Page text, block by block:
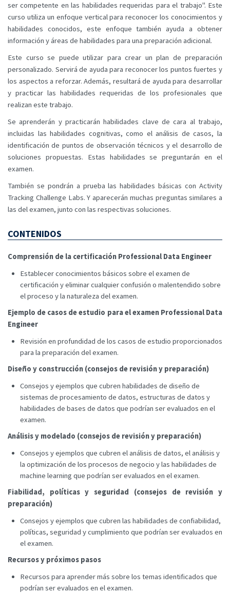
ser competente en las habilidades requeridas para el trabajo". Este
curso utiliza un enfoque vertical para reconocer los conocimientos y
habilidades conocidos, este enfoque también ayuda a obtener
información y áreas de habilidades para una preparación adicional.
Este curso se puede utilizar para crear un plan de preparación
personalizado. Servirá de ayuda para reconocer los puntos fuertes y
los aspectos a reforzar. Además, resultará de ayuda para desarrollar
y practicar las habilidades requeridas de los profesionales que
realizan este trabajo.
Se aprenderán y practicarán habilidades clave de cara al trabajo,
incluidas las habilidades cognitivas, como el análisis de casos, la
identificación de puntos de observación técnicos y el desarrollo de
soluciones propuestas. Estas habilidades se preguntarán en el
examen.
También se pondrán a prueba las habilidades básicas con Activity
Tracking Challenge Labs. Y aparecerán muchas preguntas similares a
las del examen, junto con las respectivas soluciones.
CONTENIDOS
Comprensión de la certificación Professional Data Engineer
Establecer conocimientos básicos sobre el examen de
certificación y eliminar cualquier confusión o malentendido sobre
el proceso y la naturaleza del examen.
Ejemplo de casos de estudio para el examen Professional Data
Engineer
Revisión en profundidad de los casos de estudio proporcionados
para la preparación del examen.
Diseño y construcción (consejos de revisión y preparación)
Consejos y ejemplos que cubren habilidades de diseño de
sistemas de procesamiento de datos, estructuras de datos y
habilidades de bases de datos que podrían ser evaluados en el
examen.
Análisis y modelado (consejos de revisión y preparación)
Consejos y ejemplos que cubren el análisis de datos, el análisis y
la optimización de los procesos de negocio y las habilidades de
machine learning que podrían ser evaluados en el examen.
Fiabilidad, políticas y seguridad (consejos de revisión y
preparación)
Consejos y ejemplos que cubren las habilidades de confiabilidad,
políticas, seguridad y cumplimiento que podrían ser evaluados en
el examen.
Recursos y próximos pasos
Recursos para aprender más sobre los temas identificados que
podrían ser evaluados en el examen.